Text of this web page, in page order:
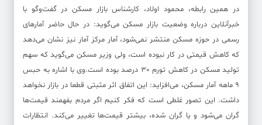
در همین رابطه، محمود اولاد، کارشناس بازار مسکن در گفت‌وگو با
خبرآنلاین درباره وضعیت بازار مسکن می‌گوید: در حال حاضر آمارهای
رسمی در حوزه مسکن منتشر نمی‌شود، آمار مرکز آمار نیز نشان می‌دهد
که کاهش قیمتی در کار نبوده است، ولی وزیر مسکن می‌گوید که سهم
تولید مسکن در کاهش تورم 30 درصد بوده است.وی با اشاره به حبس
9 ماهه آمار مسکن، می‌افزاید: این اتفاق اثر مثبتی قطعا در بازار نخواهد
داشت. این تصور غلطی است که فکر کنیم اگر مردم بفهمند قیمت‌ها
گران می‌شود و یا گران شده، بیشتر قیمت‌ها تغییر می‌کند. انتظارات